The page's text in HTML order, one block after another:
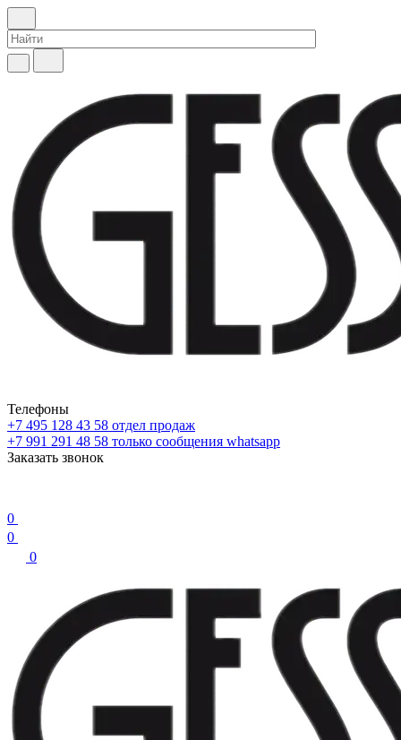
Телефоны
+7 495 128 43 58 отдел продаж
+7 991 291 48 58 только сообщения whatsapp
Заказать звонок
0
0
0